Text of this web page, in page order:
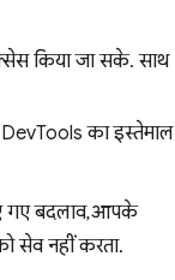
किया जा सके. साथ
का इस्तेमाल
गए बदलाव, आपके
सेव नहीं करता.